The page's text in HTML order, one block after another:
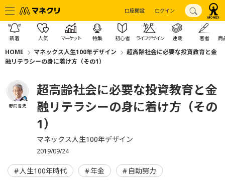
口座開設 ログイン
新着 人気 マーケット 特集 初心者 ライフデザイン 連載 著者 商
HOME マネックス人生100年デザイン
超高齢社会に必要な投資教育と金
融リテラシーの身に着け方（その1）
野尻 哲史
超高齢社会に必要な投資教育と金
融リテラシーの身に着け方（その
1）
マネックス人生100年デザイン
2019/09/24
人生100年時代 年金 自助努力